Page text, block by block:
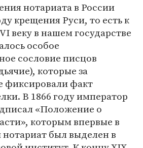
нотариата в России
крещения Руси, то есть к
веку в нашем государстве
особое
сословие писцов
которые за
фиксировали факт
В 1866 году император
«Положение о
которым впервые в
был выделен в